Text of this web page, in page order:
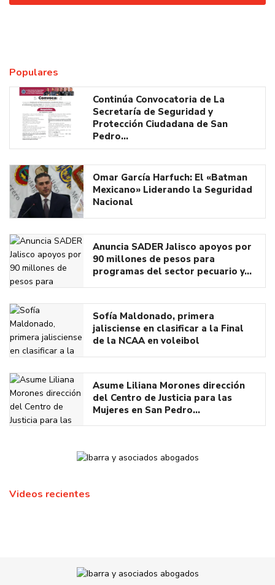
Populares
Continúa Convocatoria de La
Secretaría de Seguridad y
Protección Ciudadana de San
Pedro…
Omar García Harfuch: El «Batman
Mexicano» Liderando la Seguridad
Nacional
Anuncia SADER Jalisco apoyos por
90 millones de pesos para
programas del sector pecuario y…
Sofía Maldonado, primera
jalisciense en clasificar a la Final
de la NCAA en voleibol
Asume Liliana Morones dirección
del Centro de Justicia para las
Mujeres en San Pedro…
Videos recientes